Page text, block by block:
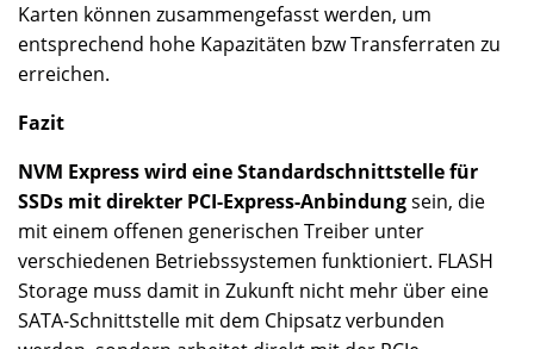
Karten können zusammengefasst werden, um
entsprechend hohe Kapazitäten bzw Transferraten zu
erreichen.
Fazit
NVM Express wird eine Standardschnittstelle für
SSDs mit direkter PCI-Express-Anbindungsein, die
mit einem offenen generischen Treiber unter
verschiedenen Betriebssystemen funktioniert. FLASH
Storage muss damit in Zukunft nicht mehr über eine
SATA-Schnittstelle mit dem Chipsatz verbunden